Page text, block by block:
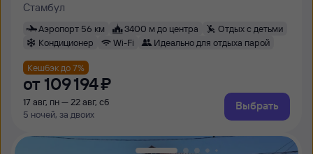
Стамбул
Аэропорт 56 км 3400 м до центра
Отдых с детьми
Кондиционер
Wi-Fi Идеально для отдыха парой
Кешбэк до 7%
от 109 ⁠194 ⁠₽
17 авг, пн — 22 авг, сб
5 ночей, за двоих
Выбрать